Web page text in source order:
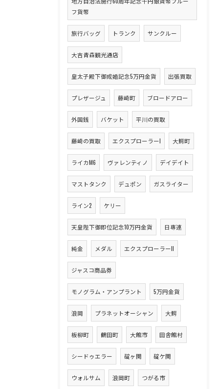
フ貨幣
旅行バッグ トランク サンクルー
大吉青森観光通店
皇太子殿下御成婚記念5万円金貨 出張買取
プレザージュ 藤崎町 ブロードアロー
外国銭 バケット 平川の買取
藤崎の買取 エクスプローラーI 大鰐町
ライカM6 ヴァレンティノ デイデイト
マストタンク デュポン ガスライター
ライン2 ケリー
天皇陛下御即位記念10万円金貨 日専連
純金 メダル エクスプローラーII
ジャスコ商品券
モノグラム・アンプラント 5万円金貨
浪岡 プラネットオーシャン 大鰐
板柳町 鶴田町 大館市 田舎館村
シードゥエラー 碇ヶ関 碇ケ関
ウォルサム 浪岡町 つがる市